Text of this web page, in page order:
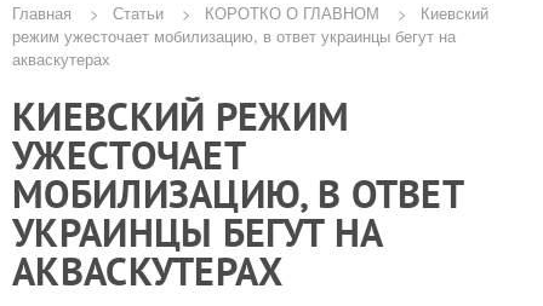
Строка
навигации
Главная Статьи КОРОТКО О ГЛАВНОМ
Киевский
режим ужесточает мобилизацию, в ответ украинцы бегут на
акваскутерах
КИЕВСКИЙ РЕЖИМ
УЖЕСТОЧАЕТ
МОБИЛИЗАЦИЮ, В ОТВЕТ
УКРАИНЦЫ БЕГУТ НА
АКВАСКУТЕРАХ